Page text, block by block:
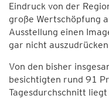
Eindruck von der
große Wertschöpfung
Ausstellung einen
gar nicht
Von den bisher
besichtigten rund 91
Tagesdurchschnitt